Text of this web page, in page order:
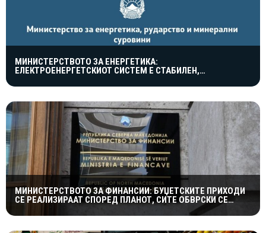
МИНИСТЕРСТВОТО ЗА ЕНЕРГЕТИКА:
ЕЛЕКТРОЕНЕРГЕТСКИОТ СИСТЕМ Е СТАБИЛЕН,
ЕВРОПА
МИНИСТЕРСТВОТО ЗА ФИНАНСИИ: БУЏЕТСКИТЕ ПРИХОДИ
СЕ РЕАЛИЗИРААТ СПОРЕД ПЛАНОТ, СИТЕ ОБВРСКИ СЕ